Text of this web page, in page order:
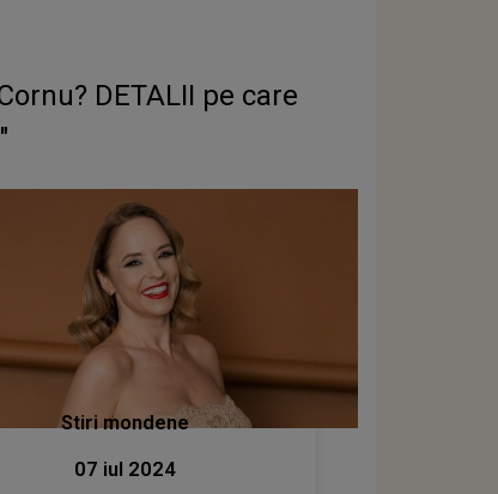
DETALII pe care
Stiri mondene
07 iul 2024